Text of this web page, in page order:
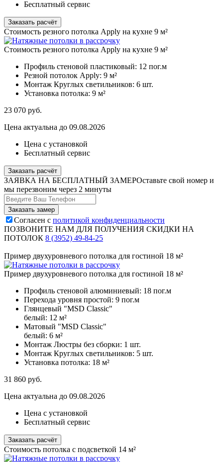
Бесплатный сервис
Заказать расчёт
Стоимость резного потолка Apply на кухне 9 м²
Стоимость резного потолка Apply на кухне 9 м²
Профиль стеновой пластиковый: 12 пог.м
Резной потолок Apply: 9 м²
Монтаж Круглых светильников: 6 шт.
Установка потолка: 9 м²
23 070 руб.
Цена актуальна до 09.08.2026
Цена с установкой
Бесплатный сервис
Заказать расчёт
ЗАЯВКА НА БЕСПЛАТНЫЙ ЗАМЕРОставьте свой номер и
мы перезвоним через 2 минуты
Согласен с политикой конфиденциальности
ПОЗВОНИТЕ НАМ ДЛЯ ПОЛУЧЕНИЯ СКИДКИ НА
ПОТОЛОК 8 (3952) 49-84-25
Пример двухуровневого потолка для гостиной 18 м²
Пример двухуровневого потолка для гостиной 18 м²
Профиль стеновой алюминиевый: 18 пог.м
Перехода уровня простой: 9 пог.м
Глянцевый "MSD Classic"
белый: 12 м²
Матовый "MSD Classic"
белый: 6 м²
Монтаж Люстры без сборки: 1 шт.
Монтаж Круглых светильников: 5 шт.
Установка потолка: 18 м²
31 860 руб.
Цена актуальна до 09.08.2026
Цена с установкой
Бесплатный сервис
Заказать расчёт
Стоимость потолка с подсветкой 14 м²